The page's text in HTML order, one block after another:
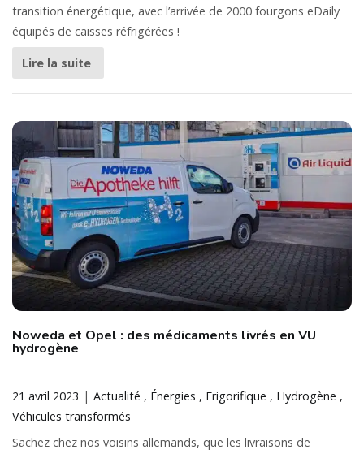
transition énergétique, avec l’arrivée de 2000 fourgons eDaily
équipés de caisses réfrigérées !
Lire la suite
Noweda et Opel : des médicaments livrés en VU
hydrogène
21 avril 2023 Actualité Énergies Frigorifique
Hydrogène
Véhicules transformés
Sachez chez nos voisins allemands, que les livraisons de